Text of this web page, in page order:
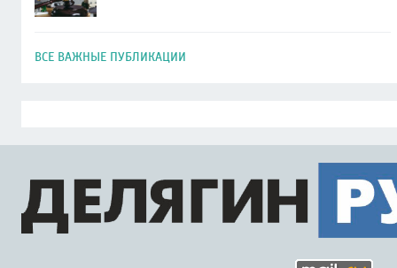
ВСЕ ВАЖНЫЕ ПУБЛИКАЦИИ